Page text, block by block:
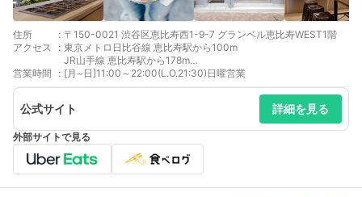
住所 : 〒150-0021 渋谷区恵比寿西1-9-7 グランベル恵比寿WEST1階
アクセス
: 東京メトロ日比谷線 恵比寿駅から100m
JR山手線 恵比寿駅から178m
JR埼京線 恵比寿駅から178m
JR湘南新宿ライン 恵比寿駅から178m
営業時間 : [月~日]11:00～22:00(L.O.21:30)日曜営業
公式サイト 詳細を見る
外部サイトで見る